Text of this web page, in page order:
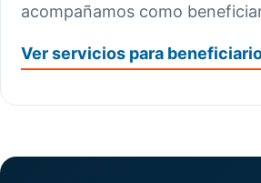
acompañamos como
Ver servicios para